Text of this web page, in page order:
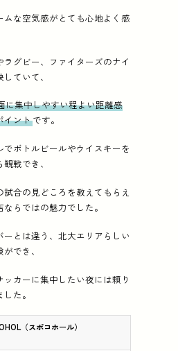
ムな空気感がとても心地よく感
グビー、ファイターズのナイ
ていて、
に集中しやすい程よい距離感
イントです。
ボトルビールやウイスキーを
戦でき、
合の見どころを教えてもらえ
らではの魅力でした。
とは違う、北大エリアらしい
でき、
カーに集中したい夜には頼り
た。
（スポコホール）